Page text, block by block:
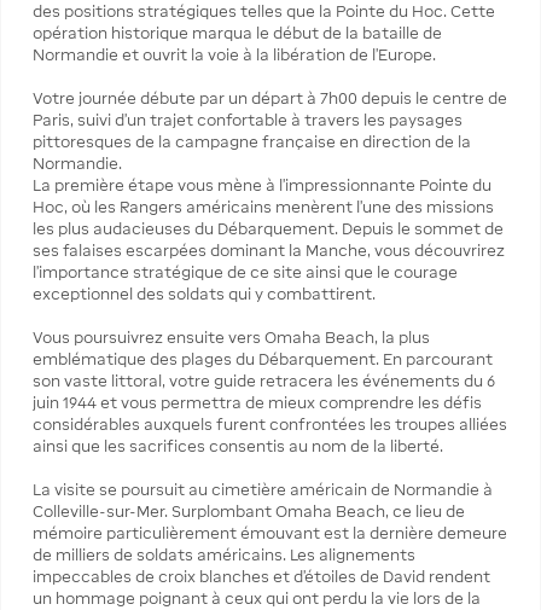
des positions stratégiques telles que la Pointe du Hoc. Cette
opération historique marqua le début de la bataille de
Normandie et ouvrit la voie à la libération de l’Europe.
Votre journée débute par un départ à 7h00 depuis le centre de
Paris, suivi d’un trajet confortable à travers les paysages
pittoresques de la campagne française en direction de la
Normandie.
La première étape vous mène à l’impressionnante Pointe du
Hoc, où les Rangers américains menèrent l’une des missions
les plus audacieuses du Débarquement. Depuis le sommet de
ses falaises escarpées dominant la Manche, vous découvrirez
l’importance stratégique de ce site ainsi que le courage
exceptionnel des soldats qui y combattirent.
Vous poursuivrez ensuite vers Omaha Beach, la plus
emblématique des plages du Débarquement. En parcourant
son vaste littoral, votre guide retracera les événements du 6
juin 1944 et vous permettra de mieux comprendre les défis
considérables auxquels furent confrontées les troupes alliées
ainsi que les sacrifices consentis au nom de la liberté.
La visite se poursuit au cimetière américain de Normandie à
Colleville-sur-Mer. Surplombant Omaha Beach, ce lieu de
mémoire particulièrement émouvant est la dernière demeure
de milliers de soldats américains. Les alignements
impeccables de croix blanches et d’étoiles de David rendent
un hommage poignant à ceux qui ont perdu la vie lors de la